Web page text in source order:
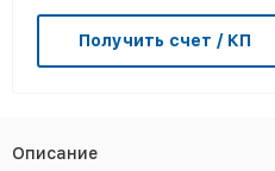
Получить счет / КП
Описание